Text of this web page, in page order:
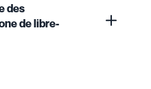
des
de libre-